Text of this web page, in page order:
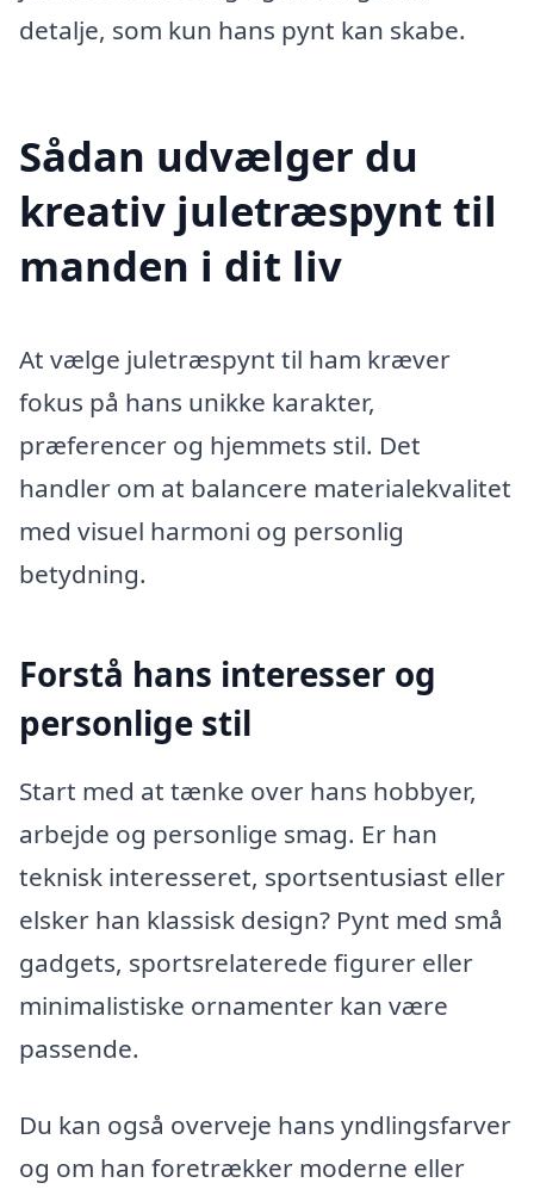
detalje, som kun hans pynt kan skabe.
Sådan udvælger du
kreativ juletræspynt til
manden i dit liv
At vælge juletræspynt til ham kræver
fokus på hans unikke karakter,
præferencer og hjemmets stil. Det
handler om at balancere materialekvalitet
med visuel harmoni og personlig
betydning.
Forstå hans interesser og
personlige stil
Start med at tænke over hans hobbyer,
arbejde og personlige smag. Er han
teknisk interesseret, sportsentusiast eller
elsker han klassisk design? Pynt med små
gadgets, sportsrelaterede figurer eller
minimalistiske ornamenter kan være
passende.
Du kan også overveje hans yndlingsfarver
og om han foretrækker moderne eller